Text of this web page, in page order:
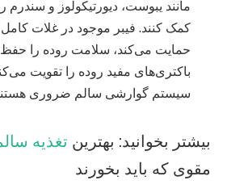
کمک کنند. فیبر موجود در غلات
حمایت می‌کند، سلامت روده را
باکتری‌های مفید روده را تقویت
سیستم گوارشی سالم ضروری
بیشتر بخوانید: بهترین تغذیه
مقوی که باید بخورند